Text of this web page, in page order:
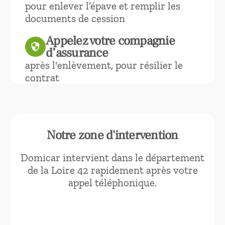
pour enlever l’épave et remplir les
documents de cession
security Appelez votre compagnie
d’assurance
après l'enlèvement, pour résilier le
contrat
Notre zone d'intervention
Domicar intervient dans le département
de la Loire 42 rapidement après votre
appel téléphonique.